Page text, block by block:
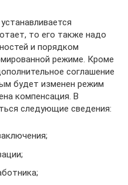
то его также надо
и порядком
режиме. Кроме
соглашение
будет изменен режим
компенсация. В
следующие сведения: